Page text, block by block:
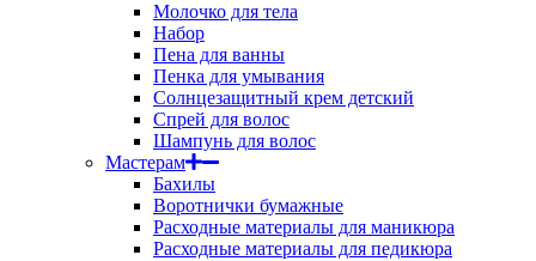
Молочко для тела
Набор
Пена для ванны
Пенка для умывания
Солнцезащитный крем детский
Спрей для волос
Шампунь для волос
Мастерам
Бахилы
Воротнички бумажные
Расходные материалы для маникюра
Расходные материалы для педикюра